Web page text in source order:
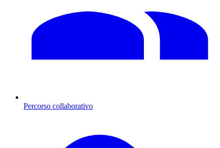
Percorso collaborativo